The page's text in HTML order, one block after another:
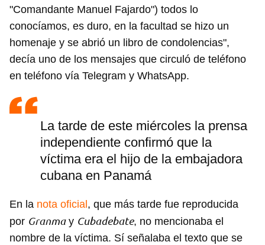
"Comandante Manuel Fajardo") todos lo
conocíamos, es duro, en la facultad se hizo un
homenaje y se abrió un libro de condolencias",
decía uno de los mensajes que circuló de teléfono
en teléfono vía Telegram y WhatsApp.
La tarde de este miércoles la prensa
independiente confirmó que la
víctima era el hijo de la embajadora
cubana en Panamá
En la nota oficial , que más tarde fue reproducida
por Granmay Cubadebate, no mencionaba el
nombre de la víctima. Sí señalaba el texto que se